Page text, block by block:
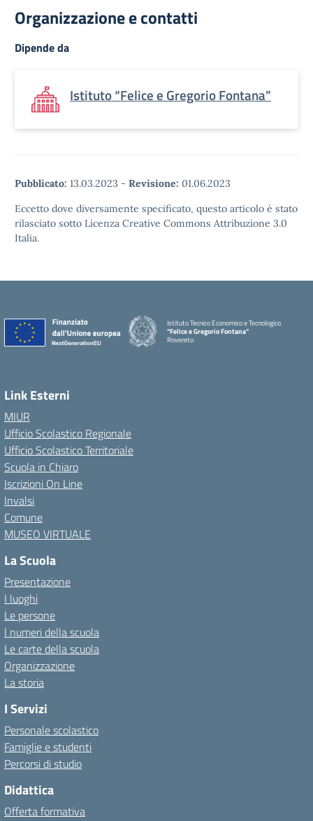
Organizzazione e contatti
Dipende da
Istituto “Felice e Gregorio Fontana”
Pubblicato: 13.03.2023 - Revisione: 01.06.2023
Eccetto dove diversamente specificato, questo articolo è stato
rilasciato sotto Licenza Creative Commons Attribuzione 3.0
Italia.
Istituto Tecnico Economico e Tecnologico
“Felice e Gregorio Fontana”
Rovereto
Link Esterni
MIUR
Ufficio Scolastico Regionale
Ufficio Scolastico Territoriale
Scuola in Chiaro
Iscrizioni On Line
Invalsi
Comune
MUSEO VIRTUALE
La Scuola
Presentazione
I luoghi
Le persone
I numeri della scuola
Le carte della scuola
Organizzazione
La storia
I Servizi
Personale scolastico
Famiglie e studenti
Percorsi di studio
Didattica
Offerta formativa